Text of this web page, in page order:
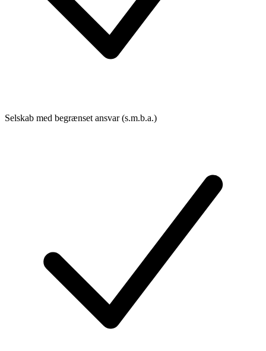
Selskab med begrænset ansvar (s.m.b.a.)